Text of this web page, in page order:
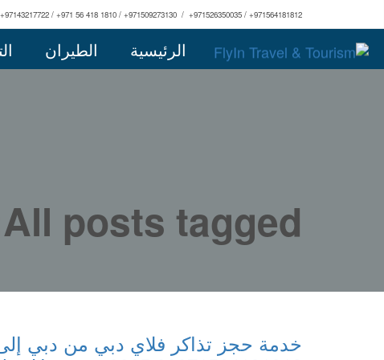
/ +971 56 418 1810 / +971509273130 / +971526350035 / +971564181812
الرئيسية الطيران
All posts tagged: أسعار تذاكر فلاي دبي إلى دمشق
خدمة حجز تذاكر فلاي دبي من دبي